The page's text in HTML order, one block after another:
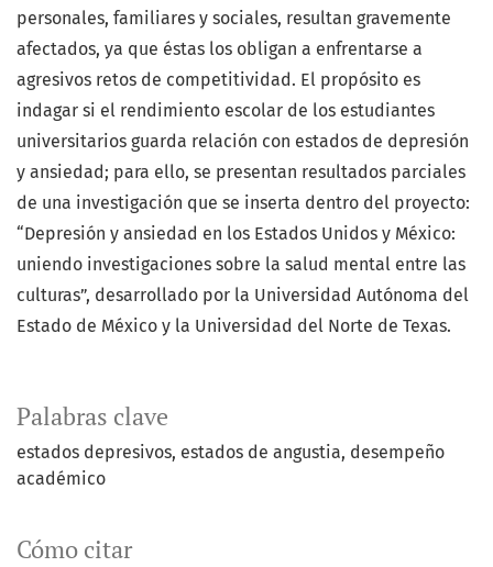
Palabras clave
estados depresivos estados de angustia desempeño
académico
Cómo citar
personales, familiares y sociales, resultan gravemente
afectados, ya que éstas los obligan a enfrentarse a
agresivos retos de competitividad. El propósito es
indagar si el rendimiento escolar de los estudiantes
universitarios guarda relación con estados de depresión
y ansiedad; para ello, se presentan resultados parciales
de una investigación que se inserta dentro del proyecto:
“Depresión y ansiedad en los Estados Unidos y México:
uniendo investigaciones sobre la salud mental entre las
culturas”, desarrollado por la Universidad Autónoma del
Estado de México y la Universidad del Norte de Texas.